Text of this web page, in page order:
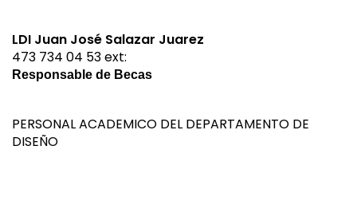
LDI Juan José Salazar Juarez
473 734 04 53 ext:
Responsable de Becas
PERSONAL ACADEMICO DEL DEPARTAMENTO DE
DISEÑO